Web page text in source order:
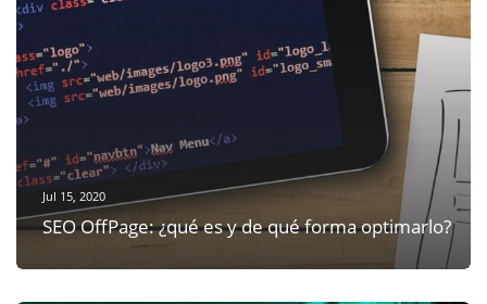
Jul 15, 2020
SEO OffPage: ¿qué es y de qué forma optimarlo?